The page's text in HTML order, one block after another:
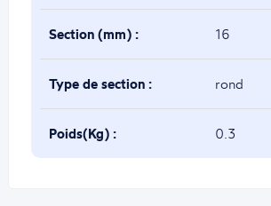
Section (mm) : 16
Type de section : rond
Poids(Kg) : 0.3